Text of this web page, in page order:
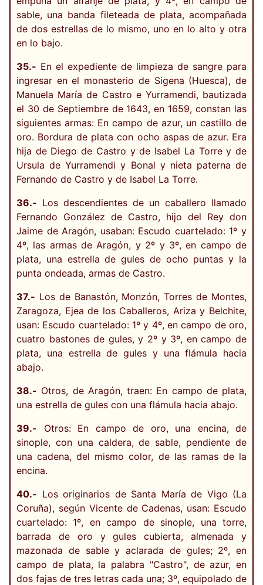
sable, una banda fileteada de plata, acompañada
de dos estrellas de lo mismo, uno en lo alto y otra
en lo bajo.
35.- En el expediente de limpieza de sangre para
ingresar en el monasterio de Sigena (Huesca), de
Manuela María de Castro e Yurramendi, bautizada
el 30 de Septiembre de 1643, en 1659, constan las
siguientes armas: En campo de azur, un castillo de
oro. Bordura de plata con ocho aspas de azur. Era
hija de Diego de Castro y de Isabel La Torre y de
Ursula de Yurramendi y Bonal y nieta paterna de
Fernando de Castro y de Isabel La Torre.
36.- Los descendientes de un caballero llamado
Fernando González de Castro, hijo del Rey don
Jaime de Aragón, usaban: Escudo cuartelado: 1º y
4º, las armas de Aragón, y 2º y 3º, en campo de
plata, una estrella de gules de ocho puntas y la
punta ondeada, armas de Castro.
37.- Los de Banastón, Monzón, Torres de Montes,
Zaragoza, Ejea de los Caballeros, Ariza y Belchite,
usan: Escudo cuartelado: 1º y 4º, en campo de oro,
cuatro bastones de gules, y 2º y 3º, en campo de
plata, una estrella de gules y una flámula hacia
abajo.
38.- Otros, de Aragón, traen: En campo de plata,
una estrella de gules con una flámula hacia abajo.
39.- Otros: En campo de oro, una encina, de
sinople, con una caldera, de sable, pendiente de
una cadena, del mismo color, de las ramas de la
encina.
40.- Los originarios de Santa María de Vigo (La
Coruña), según Vicente de Cadenas, usan: Escudo
cuartelado: 1º, en campo de sinople, una torre,
barrada de oro y gules cubierta, almenada y
mazonada de sable y aclarada de gules; 2º, en
campo de plata, la palabra "Castro", de azur, en
dos fajas de tres letras cada una; 3º, equipolado de